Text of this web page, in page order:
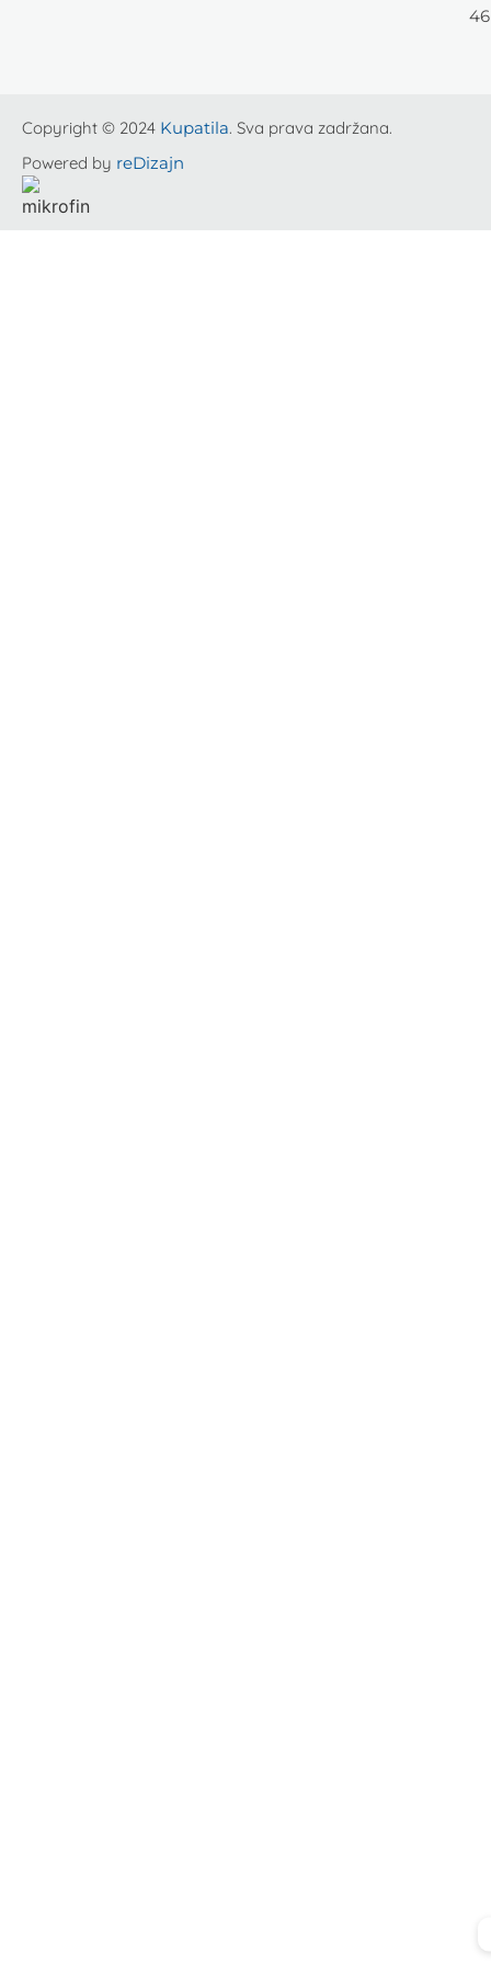
46
Copyright © 2024 Kupatila. Sva prava zadržana.
Powered by reDizajn